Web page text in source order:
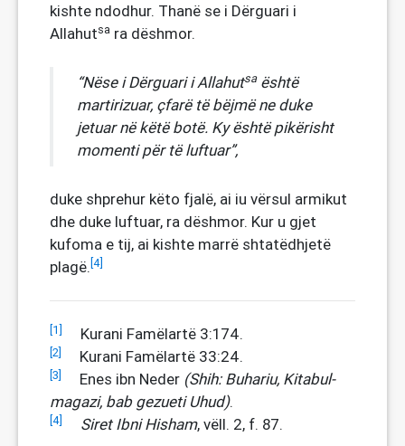
kishte ndodhur. Thanë se i Dërguari i
Allahutsa ra dëshmor.
“Nëse i Dërguari i Allahutsa është
martirizuar, çfarë të bëjmë ne duke
jetuar në këtë botë. Ky është pikërisht
momenti për të luftuar”,
duke shprehur këto fjalë, ai iu vërsul armikut
dhe duke luftuar, ra dëshmor. Kur u gjet
kufoma e tij, ai kishte marrë shtatëdhjetë
plagë.[4]
[1] Kurani Famëlartë 3:174.
[2] Kurani Famëlartë 33:24.
[3] Enes ibn Neder (Shih: Buhariu, Kitabul-
magazi, bab gezueti Uhud).
[4] Siret Ibni Hisham, vëll. 2, f. 87.